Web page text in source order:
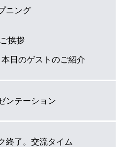
ニング
ご挨拶
本日のゲストのご紹介
ンテーション
終了。交流タイム